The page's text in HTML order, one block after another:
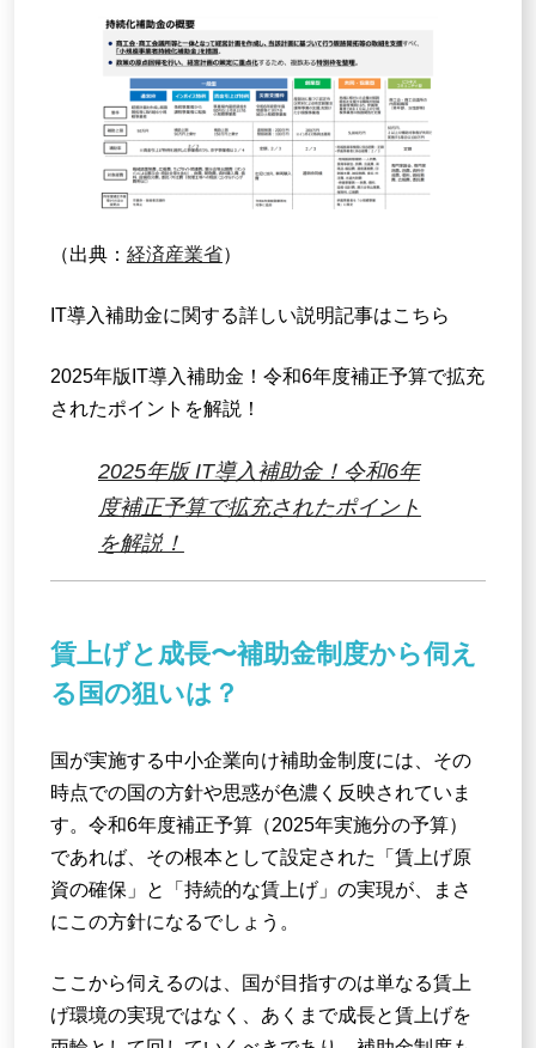
（出典： 経済産業省）
IT導入補助金に関する詳しい説明記事はこちら
2025年版IT導入補助金！令和6年度補正予算で拡充
されたポイントを解説！
2025年版 IT導入補助金！令和6年
度補正予算で拡充されたポイント
を解説！
賃上げと成長〜補助金制度から伺え
る国の狙いは？
国が実施する中小企業向け補助金制度には、その
時点での国の方針や思惑が色濃く反映されていま
す。令和6年度補正予算（2025年実施分の予算）
であれば、その根本として設定された「賃上げ原
資の確保」と「持続的な賃上げ」の実現が、まさ
にこの方針になるでしょう。
ここから伺えるのは、国が目指すのは単なる賃上
げ環境の実現ではなく、あくまで成長と賃上げを